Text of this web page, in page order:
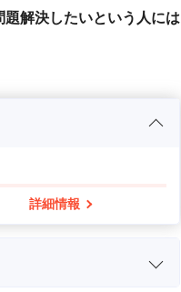
解決したいという人には
詳細情報